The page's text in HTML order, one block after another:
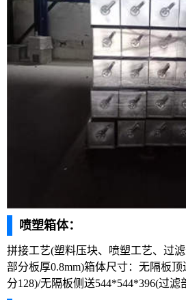
喷塑箱体：
拼接工艺(塑料压块、喷塑工艺、过
部分板厚0.8mm)箱体尺寸：无隔板顶
分128)/无隔板侧送544*544*396(过滤